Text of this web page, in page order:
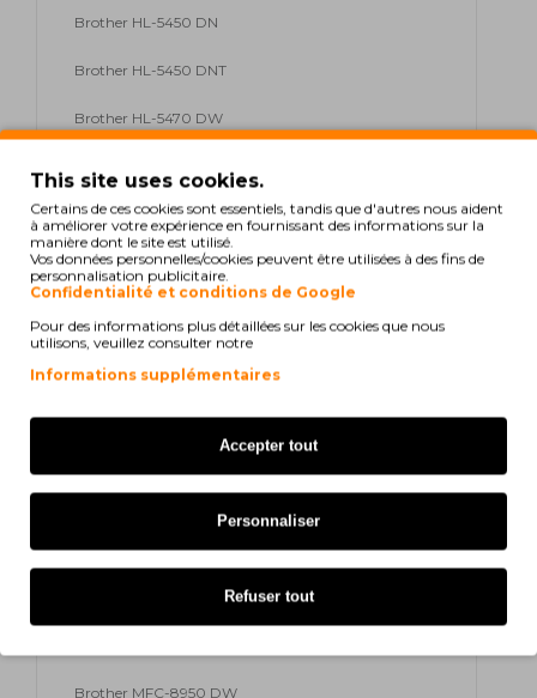
Brother HL-5450 DN
Brother HL-5450 DNT
Brother HL-5470 DW
Brother HL-5480 DW
Brother HL-6100 Series
Brother MFC-8515 DN
Brother MFC-8710 DW
Brother MFC-8810 DW
Brother MFC-8950 DW
This site uses cookies.
Certains de ces cookies sont essentiels, tandis que d'autres nous aident
à améliorer votre expérience en fournissant des informations sur la
manière dont le site est utilisé.
Vos données personnelles/cookies peuvent être utilisées à des fins de
personnalisation publicitaire.
Confidentialité et conditions de Google
Pour des informations plus détaillées sur les cookies que nous
utilisons, veuillez consulter notre
Informations supplémentaires
Accepter tout
Personnaliser
Refuser tout